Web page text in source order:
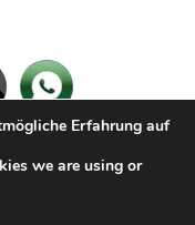
Erfahrung auf
we are using or